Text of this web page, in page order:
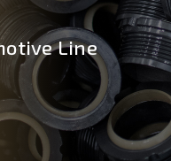
Line